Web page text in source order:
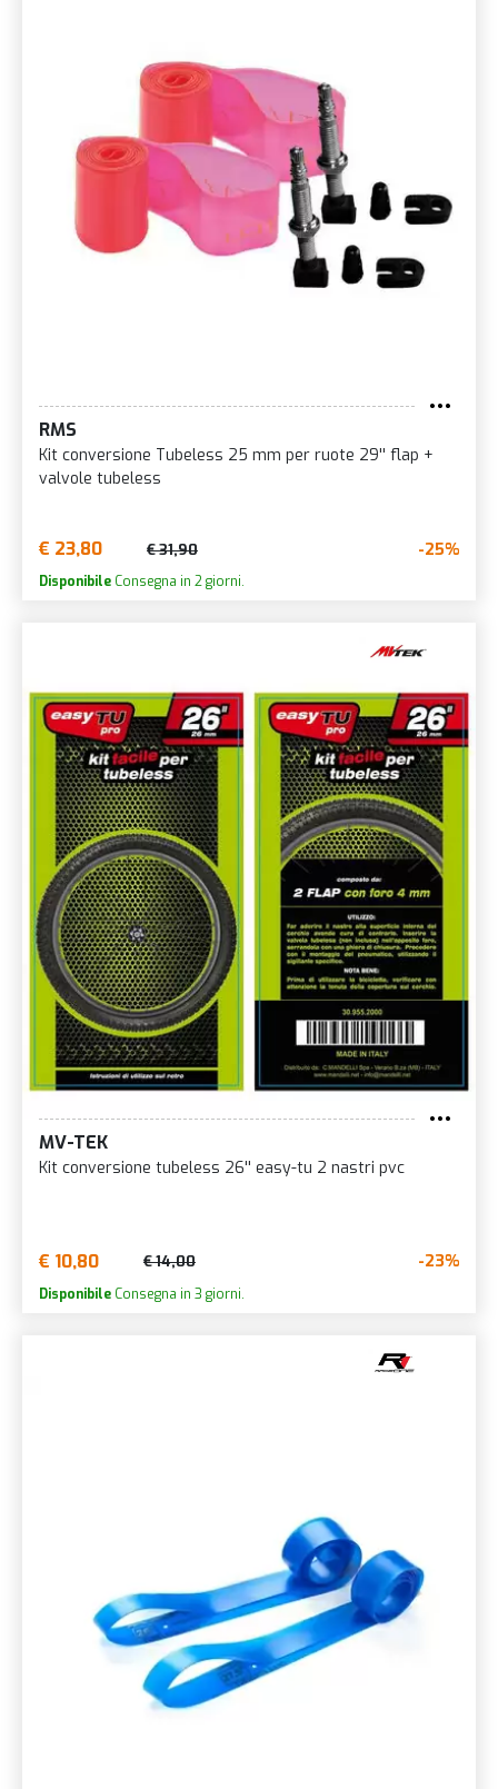
RMS
Kit conversione Tubeless 25 mm per ruote 29'' flap +
valvole tubeless
€ 23,80 € 31,90 -25%
Disponibile Consegna in 2 giorni.
MV-TEK
Kit conversione tubeless 26'' easy-tu 2 nastri pvc
€ 10,80 € 14,00 -23%
Disponibile Consegna in 3 giorni.